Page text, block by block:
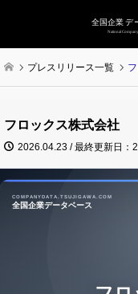
プレスリリース一覧
フロックス株式会社
2026.04.23 / 最終更新日：